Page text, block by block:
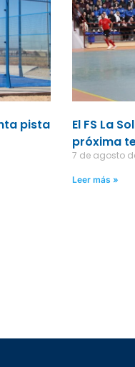
pista
El FS La
próxima
7 de agosto
Leer más »